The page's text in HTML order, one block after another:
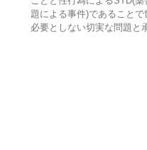
題による事件)であること
必要としない切実な問題と